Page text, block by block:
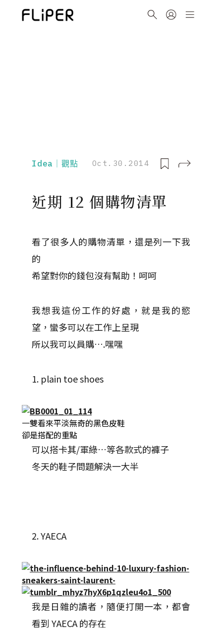
Idea｜觀點 Oct.30.2014
近期 12 個購物清單
看了很多人的購物清單，還是列一下我
的
希望對你的錢包沒有幫助！呵呵
我想我這份工作的好處，就是我的慾
望，蠻多可以在工作上呈現
所以我可以員購….嘿嘿
1. plain toe shoes
一雙看來平淡無奇的黑色皮鞋
卻是搭配的重點
可以搭卡其/軍綠…等各款式的褲子
冬天的鞋子問題解決一大半
2. YAECA
我是日雜的讀者，隨便打開一本，都會
看到 YAECA 的存在